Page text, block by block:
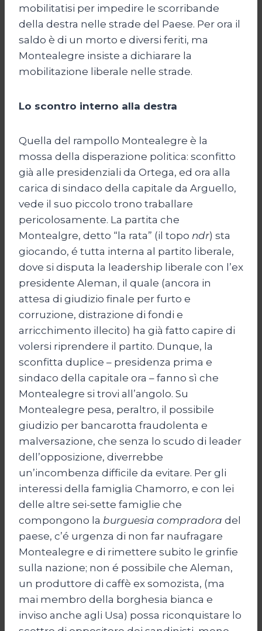
mobilitatisi per impedire le scorribande
della destra nelle strade del Paese. Per ora il
saldo è di un morto e diversi feriti, ma
Montealegre insiste a dichiarare la
mobilitazione liberale nelle strade.
Lo scontro interno alla destra
Quella del rampollo Montealegre è la
mossa della disperazione politica: sconfitto
già alle presidenziali da Ortega, ed ora alla
carica di sindaco della capitale da Arguello,
vede il suo piccolo trono traballare
pericolosamente. La partita che
Montealgre, detto “la rata” (il topo ndr) sta
giocando, é tutta interna al partito liberale,
dove si disputa la leadership liberale con l’ex
presidente Aleman, il quale (ancora in
attesa di giudizio finale per furto e
corruzione, distrazione di fondi e
arricchimento illecito) ha già fatto capire di
volersi riprendere il partito. Dunque, la
sconfitta duplice – presidenza prima e
sindaco della capitale ora – fanno sì che
Montealegre si trovi all’angolo. Su
Montealegre pesa, peraltro, il possibile
giudizio per bancarotta fraudolenta e
malversazione, che senza lo scudo di leader
dell’opposizione, diverrebbe
un’incombenza difficile da evitare. Per gli
interessi della famiglia Chamorro, e con lei
delle altre sei-sette famiglie che
compongono la burguesia compradora del
paese, c’é urgenza di non far naufragare
Montealegre e di rimettere subito le grinfie
sulla nazione; non é possibile che Aleman,
un produttore di caffè ex somozista, (ma
mai membro della borghesia bianca e
inviso anche agli Usa) possa riconquistare lo